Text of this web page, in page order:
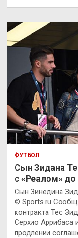
ФУТБОЛ
Сын Зидана
с «Реалом» до
Сын Зинедина
© Sports.ru
контракта Тео
Серхио Аррибаса
продлении